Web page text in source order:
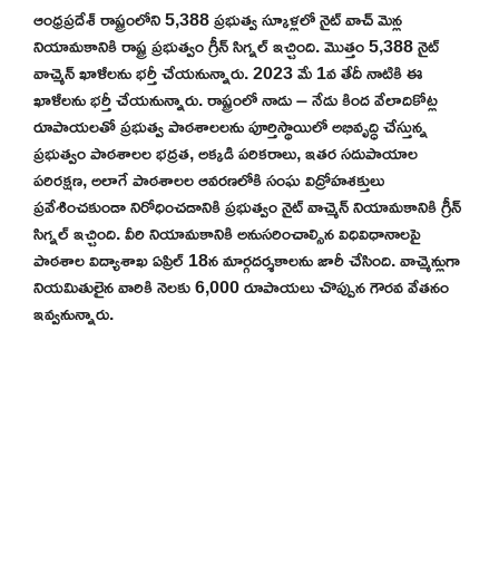
ఆంధ్రప్రదేశ్ రాష్ట్రంలోని 5,388 ప్రభుత్వ స్కూళ్లలో నైట్ వాచ్ మెన్ల
నియామకానికి రాష్ట్ర ప్రభుత్వం గ్రీన్ సిగ్నల్ ఇచ్చింది. మొత్తం 5,388 నైట్
వాచ్మెన్ ఖాళీలను భర్తీ చేయనున్నారు. 2023 మే 1వ తేదీ నాటికి ఈ
ఖాళీలను భర్తీ చేయనున్నారు. రాష్ట్రంలో నాడు – నేడు కింద వేలాదికోట్ల
రూపాయలతో ప్రభుత్వ పాఠశాలలను పూర్తిస్థాయిలో అభివృద్ధి చేస్తున్న
ప్రభుత్వం పాఠశాలల భద్రత, అక్కడి పరికరాలు, ఇతర సదుపాయాల
పరిరక్షణ, అలాగే పాఠశాలల ఆవరణలోకి సంఘ విద్రోహశక్తులు
ప్రవేశించకుండా నిరోధించడానికి ప్రభుత్వం నైట్ వాచ్మెన్ నియామకానికి గ్రీన్
సిగ్నల్ ఇచ్చింది. వీరి నియామకానికి అనుసరించాల్సిన విధివిధానాలపై
పాఠశాల విద్యాశాఖ ఏప్రిల్ 18న మార్గదర్శకాలను జారీ చేసింది. వాచ్మెన్లుగా
నియమితులైన వారికి నెలకు 6,000 రూపాయలు చొప్పున గౌరవ వేతనం
ఇవ్వనున్నారు.